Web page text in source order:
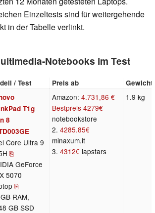
Einzeltests sind für weitergehende
in der Tabelle verlinkt.
Notebooks im Test
/ Test Preis ab
Gewicht
T1g
8
Core Ultra 9
⎘
GeForce
5070
⎘
RAM,
GB SSD
Amazon:4.731,86 €
Bestpreis 4279€
notebookstore
2.4285.85€
minaxum.it
3.4312€ lapstars
1.9 kg